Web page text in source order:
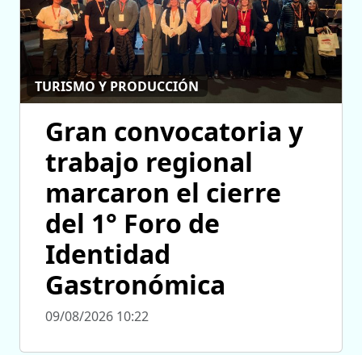
TURISMO Y PRODUCCIÓN
Gran convocatoria y
trabajo regional
marcaron el cierre
del 1° Foro de
Identidad
Gastronómica
09/08/2026 10:22